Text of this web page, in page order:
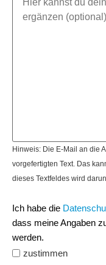
Hinweis: Die E-Mail an die
vorgefertigten Text. Das
dieses Textfeldes wird
Ich habe die
dass meine Angaben
werden.
zustimmen